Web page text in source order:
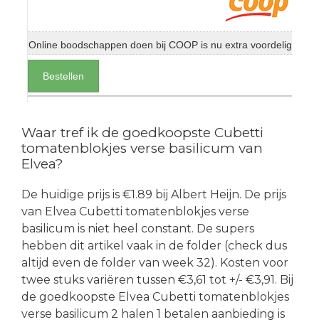
Online boodschappen doen bij COOP is nu extra voordelig
Bestellen
Waar tref ik de goedkoopste Cubetti
tomatenblokjes verse basilicum van
Elvea?
De huidige prijs is €1.89 bij Albert Heijn. De prijs
van Elvea Cubetti tomatenblokjes verse
basilicum is niet heel constant. De supers
hebben dit artikel vaak in de folder (check dus
altijd even de folder van week 32). Kosten voor
twee stuks variëren tussen €3,61 tot +/- €3,91. Bij
de goedkoopste Elvea Cubetti tomatenblokjes
verse basilicum 2 halen 1 betalen aanbieding is